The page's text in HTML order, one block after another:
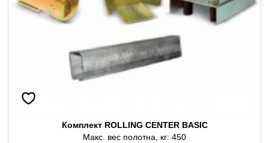
Комплект ROLLING CENTER BASIC
Макс. вес полотна, кг: 450